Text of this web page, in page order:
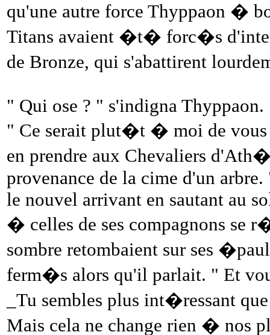
qu'une autre force Thyppaon �
Titans avaient �t� forc�s
de Bronze, qui s'abattirent
" Qui ose ? " s'indigna Thyppaon.
" Ce serait plut�t � moi de vous
en prendre aux Chevaliers
provenance de la cime d'un
le nouvel arrivant en sautant au
� celles de ses compagnons se
sombre retombaient sur ses
ferm�s alors qu'il parlait. " Et
_Tu sembles plus int�ressant
Mais cela ne change rien � nos